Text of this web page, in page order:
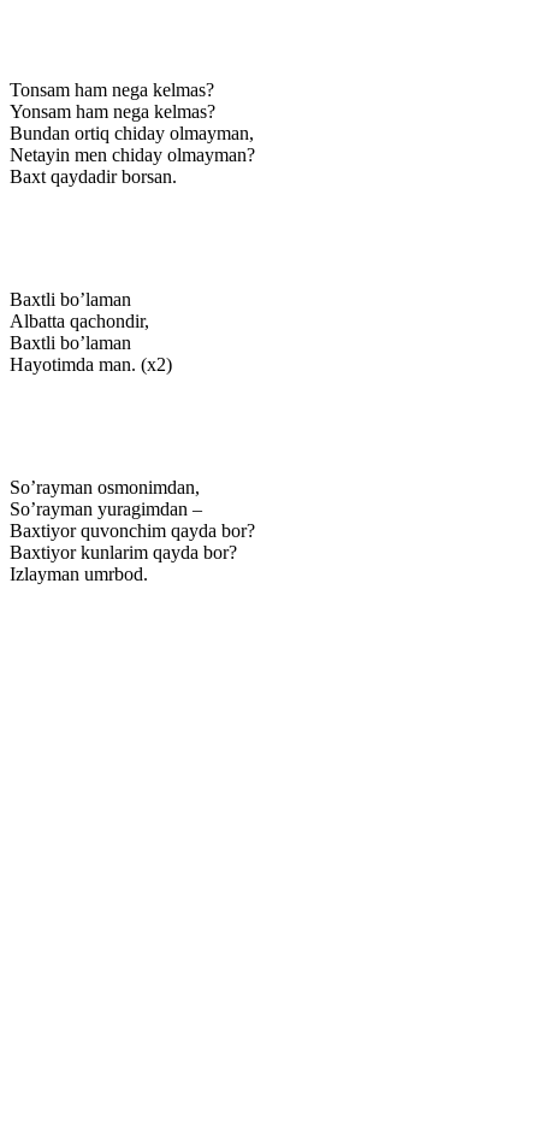
Tonsam ham nega kelmas?
Yonsam ham nega kelmas?
Bundan ortiq chiday olmayman,
Netayin men chiday olmayman?
Baxt qaydadir borsan.
Baxtli bo’laman
Albatta qachondir,
Baxtli bo’laman
Hayotimda man. (x2)
So’rayman osmonimdan,
So’rayman yuragimdan –
Baxtiyor quvonchim qayda bor?
Baxtiyor kunlarim qayda bor?
Izlayman umrbod.